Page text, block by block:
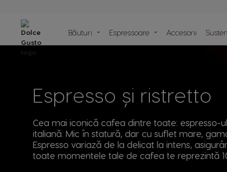
Băuturi Espressoare Accesorii
Espresso și ristretto
Cea mai iconică cafea dintre toate: espresso-
italiană. Mic în statură, dar cu suflet mare,
Espresso variază de la delicat la intens,
toate momentele tale de cafea te reprezintă